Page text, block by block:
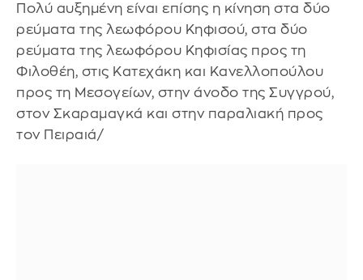
Πολύ αυξημένη είναι επίσης η κίνηση στα δύο
ρεύματα της λεωφόρου Κηφισού, στα δύο
ρεύματα της λεωφόρου Κηφισίας προς τη
Φιλοθέη, στις Κατεχάκη και Κανελλοπούλου
προς τη Μεσογείων, στην άνοδο της Συγγρού,
στον Σκαραμαγκά και στην παραλιακή προς
τον Πειραιά/